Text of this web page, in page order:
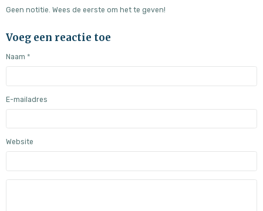
Geen notitie. Wees de eerste om het te geven!
Voeg een reactie toe
Naam
E-mailadres
Website